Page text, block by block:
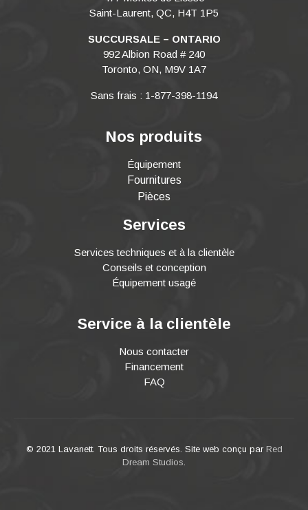
Saint-Laurent, QC, H4T 1P5
SUCCURSALE – ONTARIO
992 Albion Road # 240
Toronto, ON, M9V 1A7
Sans frais : 1-877-398-1194
Nos produits
Équipement
Fournitures
Pièces
Services
Services techniques et à la clientèle
Conseils et conception
Équipement usagé
Service à la clientèle
Nous contacter
Financement
FAQ
© 2021 Lavanett. Tous droits réservés. Site web conçu par Red
Dream Studios.